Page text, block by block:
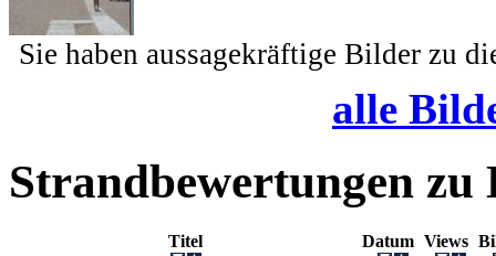
Sie haben aussagekräftige Bilder zu
alle
Strandbewertungen zu
Titel Datum Views